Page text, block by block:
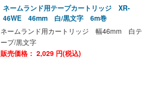
ネームランド用テープカートリッジ XR-
46WE 46mm 白/黒文字 6m巻
ネームランド用カートリッジ 幅46mm 白テ
ープ/黒文字
販売価格： 2,029 円(税込)